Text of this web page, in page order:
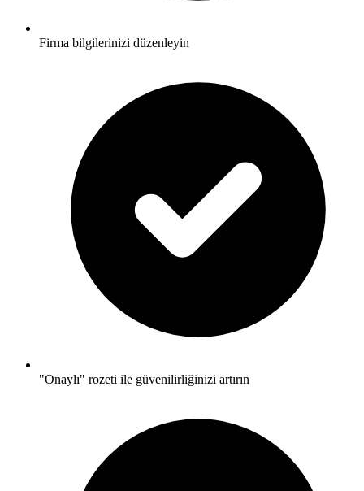
Firma bilgilerinizi düzenleyin
"Onaylı" rozeti ile güvenilirliğinizi artırın